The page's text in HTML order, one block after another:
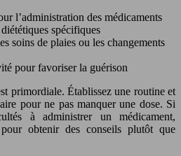
l’administration des médicaments
spécifiques
soins de plaies ou les changements
pour favoriser la guérison
primordiale. Établissez une routine et
pour ne pas manquer une dose. Si
à administrer un médicament,
obtenir des conseils plutôt que